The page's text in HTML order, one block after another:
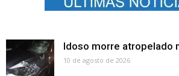
Idoso morre atropelado
10 de agosto de 2026